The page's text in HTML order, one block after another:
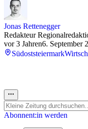
Jonas Rettenegger
Redakteur
vor 3 Jahren6. September
Südoststeiermark
Abonnent:in werden